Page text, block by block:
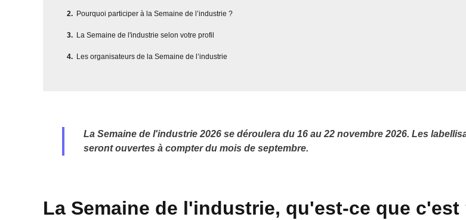
Pourquoi participer à la Semaine de l’industrie ?
La Semaine de l'industrie selon votre profil
Les organisateurs de la Semaine de l’industrie
La Semaine de l'industrie 2026 se déroulera du 16 au 22 novembre 2026. Les
seront ouvertes à compter du mois de septembre.
La Semaine de l'industrie, qu'est-ce que c'est